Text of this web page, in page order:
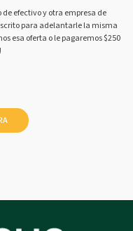
efectivo y otra empresa de
para adelantarle la misma
esa oferta o le pagaremos $250